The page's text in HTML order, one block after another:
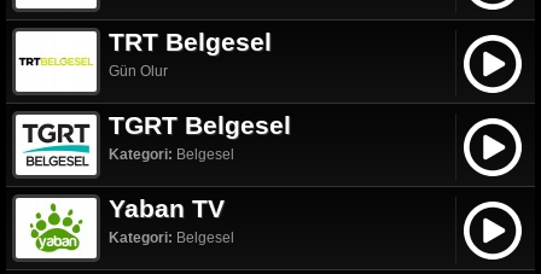
TRT Belgesel
Gün Olur
TGRT Belgesel
Kategori: Belgesel
Yaban TV
Kategori: Belgesel